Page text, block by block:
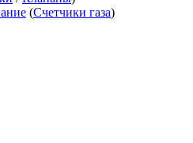
(Счетчики газа)